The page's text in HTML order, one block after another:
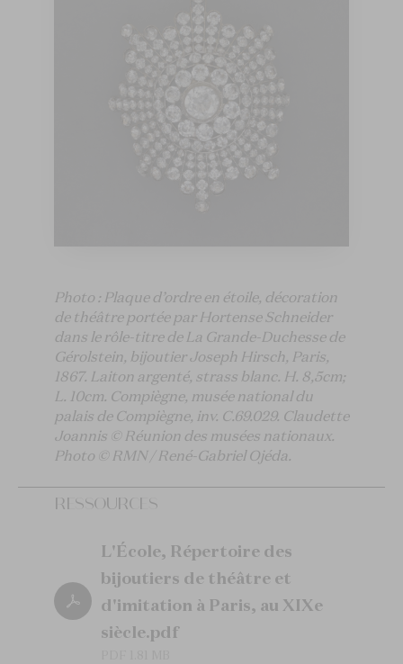
Photo : Plaque d’ordre en étoile, décoration
de théâtre portée par Hortense Schneider
dans le rôle-titre de La Grande-Duchesse de
Gérolstein, bijoutier Joseph Hirsch, Paris,
1867. Laiton argenté, strass blanc. H. 8,5cm;
L. 10cm. Compiègne, musée national du
palais de Compiègne, inv. C.69.029. Claudette
Joannis © Réunion des musées nationaux.
Photo © RMN / René-Gabriel Ojéda.
RESSOURCES
L'École, Répertoire des
bijoutiers de théâtre et
d'imitation à Paris, au XIXe
siècle.pdf